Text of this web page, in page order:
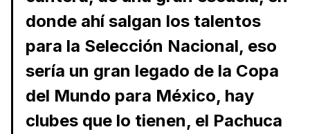
donde ahí salgan los talentos
para la Selección Nacional, eso
sería un gran legado de la Copa
del Mundo para México, hay
clubes que lo tienen, el Pachuca